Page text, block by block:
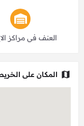
العنف في مراكز
المكان على